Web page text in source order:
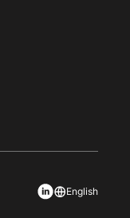
English